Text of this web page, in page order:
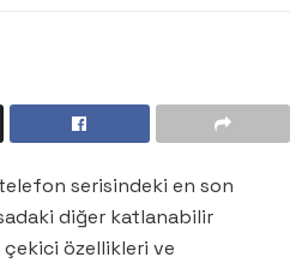
serisindeki en son
diğer katlanabilir
özellikleri ve